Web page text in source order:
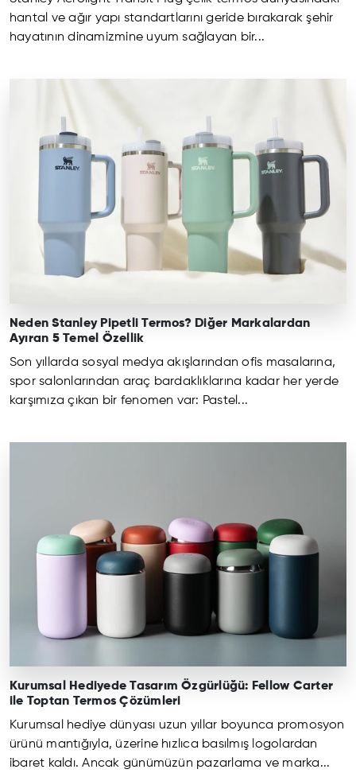
hantal ve ağır yapı standartlarını geride bırakarak şehir
hayatının dinamizmine uyum sağlayan bir...
Neden Stanley Pipetli Termos? Diğer Markalardan
Ayıran 5 Temel Özellik
Son yıllarda sosyal medya akışlarından ofis masalarına,
spor salonlarından araç bardaklıklarına kadar her yerde
karşımıza çıkan bir fenomen var: Pastel...
Kurumsal Hediyede Tasarım Özgürlüğü: Fellow Carter
ile Toptan Termos Çözümleri
Kurumsal hediye dünyası uzun yıllar boyunca promosyon
ürünü mantığıyla, üzerine hızlıca basılmış logolardan
ibaret kaldı. Ancak günümüzün pazarlama ve marka...